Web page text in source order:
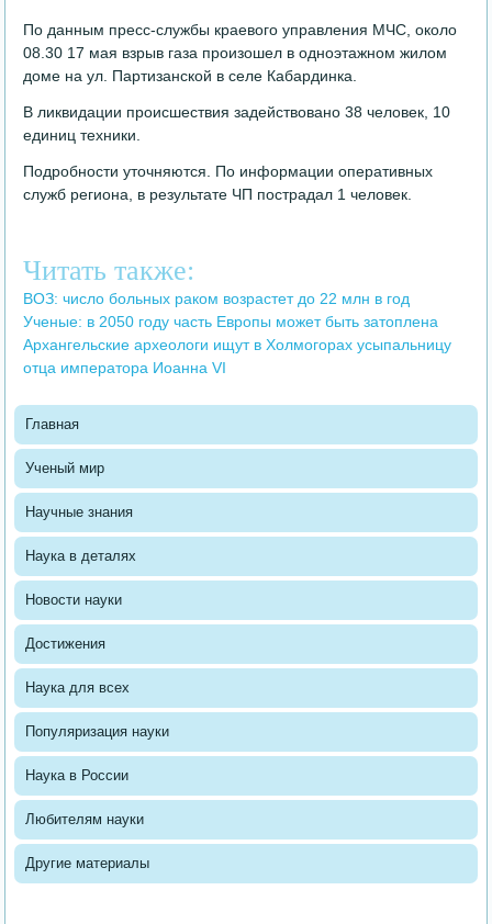
По данным пресс-службы краевого управления МЧС, около
08.30 17 мая взрыв газа произошел в одноэтажном жилом
доме на ул. Партизанской в селе Кабардинка.
В ликвидации происшествия задействовано 38 человек, 10
единиц техники.
Подробности уточняются. По информации оперативных
служб региона, в результате ЧП пострадал 1 человек.
Читать также:
ВОЗ: число больных раком возрастет до 22 млн в год
Ученые: в 2050 году часть Европы может быть затоплена
Архангельские археологи ищут в Холмогорах усыпальницу
отца императора Иоанна VI
Главная
Ученый мир
Научные знания
Наука в деталях
Новости науки
Достижения
Наука для всех
Популяризация науки
Наука в России
Любителям науки
Другие материалы